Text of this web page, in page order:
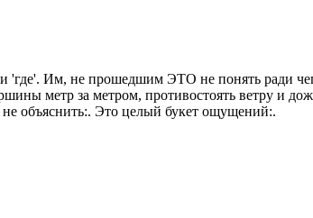
Им, не прошедшим ЭТО не понять ради
метр за метром, противостоять ветру и
объяснить:. Это целый букет ощущений:.